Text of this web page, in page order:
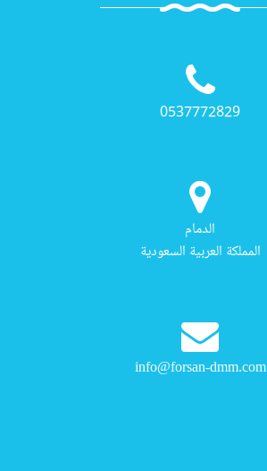
0537772829
الدمام
المملكة العربية السعودية
info@forsan-dmm.com